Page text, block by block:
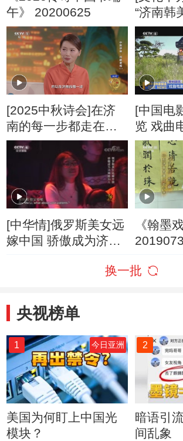
午》 20200625
“济南韩
馆 千余
出
[2025中秋诗会]在济
南的每一步都走在历
史之上
[中国电
览 戏曲
万公里
机
[中华情]俄罗斯美女远
嫁中国 骄傲成为济南
《翰墨
换一批
央视榜单
1 今日亚洲
美国为何盯上中国光
模块？
2
暗语引
间乱象